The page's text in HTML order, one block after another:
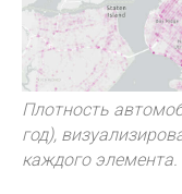
Плотность
год),
каждого элемента.